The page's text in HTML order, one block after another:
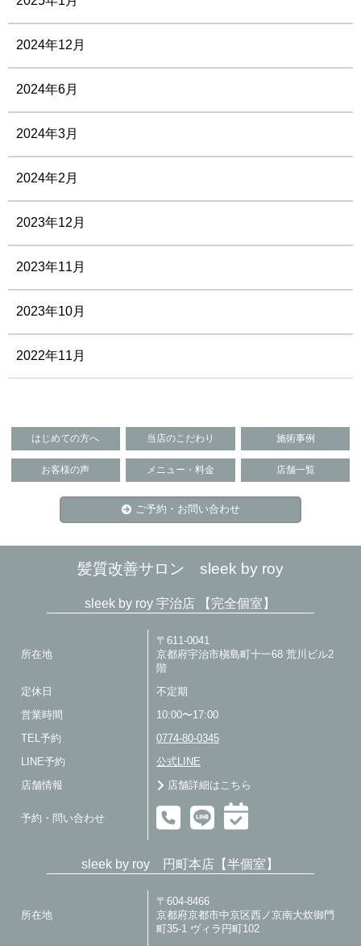
2024年12月
2024年6月
2024年3月
2024年2月
2023年12月
2023年11月
2023年10月
2022年11月
はじめての方へ 当店のこだわり 施術事例
お客様の声 メニュー・料金 店舗一覧
ご予約・お問い合わせ
髪質改善サロン sleek by roy
sleek by roy 宇治店 【完全個室】
所在地
〒611-0041
京都府宇治市槇島町十一68 荒川ビル2
階
定休日 不定期
営業時間 10:00〜17:00
TEL予約 0774-80-0345
LINE予約 公式LINE
店舗情報 店舗詳細はこちら
予約・問い合わせ
sleek by roy 円町本店【半個室】
所在地
〒604-8466
京都府京都市中京区西ノ京南大炊御門
町35-1 ヴィラ円町102